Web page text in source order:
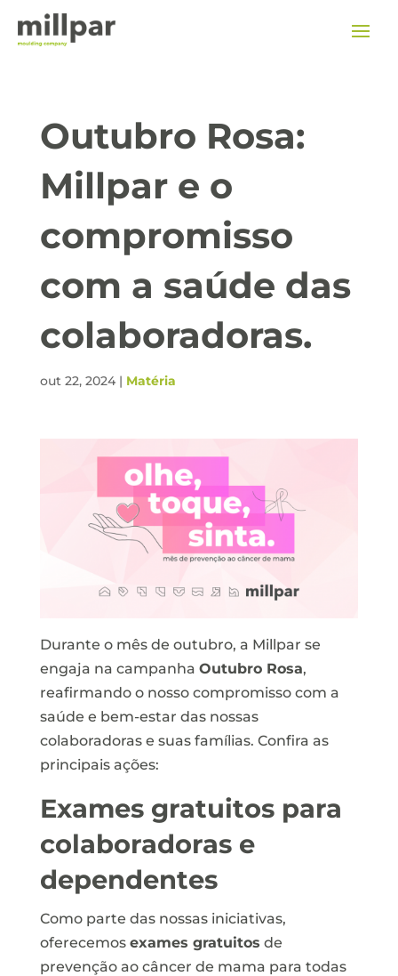
Outubro Rosa:
Millpar e o
compromisso
com a saúde das
colaboradoras.
out 22, 2024| Matéria
Durante o mês de outubro, a Millpar se
engaja na campanha Outubro Rosa,
reafirmando o nosso compromisso com a
saúde e bem-estar das nossas
colaboradoras e suas famílias. Confira as
principais ações:
Exames gratuitos para
colaboradoras e
dependentes
Como parte das nossas iniciativas,
oferecemos exames gratuitos de
prevenção ao câncer de mama para todas